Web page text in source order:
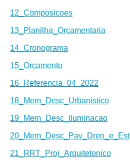
12_Composicoes
13_Planilha_Orcamentaria
14_Cronograma
15_Orcamento
16_Referencia_04_2022
18_Mem_Desc_Urbanistico
19_Mem_Desc_Iluminacao
20_Mem_Desc_Pav_Dren_e_Est
21_RRT_Proj_Arquitetonico